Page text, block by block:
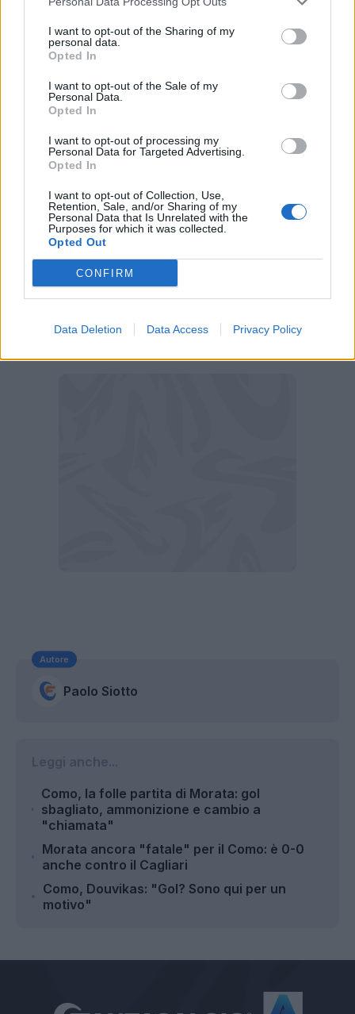
I want to opt-out of the Sharing of my
personal data.
Opted In
I want to opt-out of the Sale of my
Personal Data.
Opted In
I want to opt-out of processing my
Personal Data for Targeted Advertising.
Opted In
I want to opt-out of Collection, Use,
Retention, Sale, and/or Sharing of my
Personal Data that Is Unrelated with the
Purposes for which it was collected.
Opted Out
CONFIRM
Data Deletion Data Access Privacy Policy
stile di gioco siano simili, ma ovviamente mi
mancano diversi dettagli. Credo anche che ci
assomigliamo anche per come vediamo il
Le difficoltà in zona gol
"È vero che non segniamo molto, ma penso
che abbiamo le qualità per migliorare, la
squadra lavora molto in allenamento per
questo. Anch’io devo crescere da questo
punto di vista perché so di essere in grado di
fare molti gol in questa stagione. È importante
anche subire poco, perché quando non
prendiamo reti sappiamo di avere maggiori
possibilità di vincere le partite. E più
Autore
Paolo Siotto
Como, la folle partita di Morata: gol
sbagliato, ammonizione e cambio a
"chiamata"
Morata ancora "fatale" per il Como: è 0-0
anche contro il Cagliari
Como, Douvikas: "Gol? Sono qui per un
motivo"